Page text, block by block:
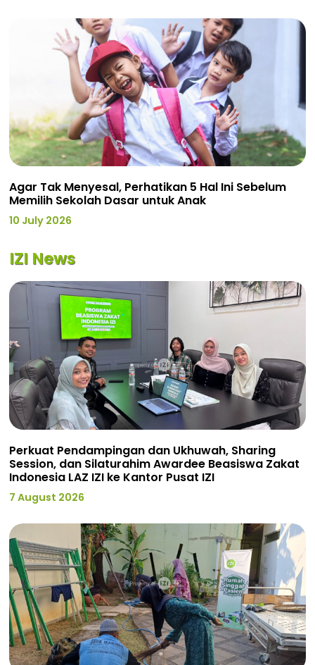
Agar Tak Menyesal, Perhatikan 5 Hal Ini Sebelum
Memilih Sekolah Dasar untuk Anak
10 July 2026
IZI News
Perkuat Pendampingan dan Ukhuwah, Sharing
Session, dan Silaturahim Awardee Beasiswa Zakat
Indonesia LAZ IZI ke Kantor Pusat IZI
7 August 2026